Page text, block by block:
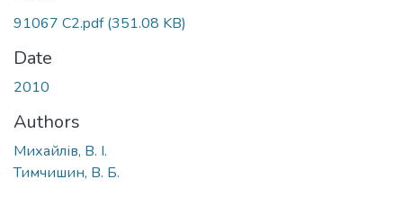
91067 С2.pdf(351.08 KB)
Date
2010
Authors
Михайлів, В. І.
Тимчишин, В. Б.